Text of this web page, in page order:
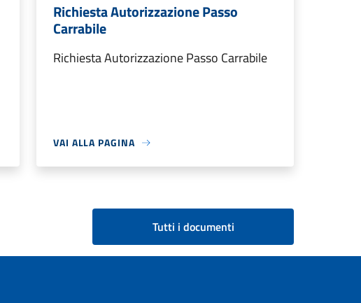
Richiesta Autorizzazione Passo
Carrabile
Richiesta Autorizzazione Passo Carrabile
VAI ALLA PAGINA
Tutti i documenti